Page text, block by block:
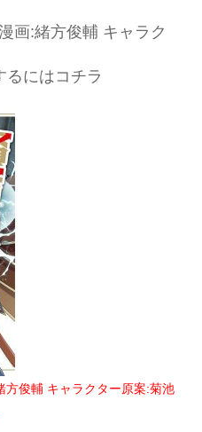
画:緒方俊輔 キャラク
るにはコチラ
方俊輔 キャラクター原案:菊池